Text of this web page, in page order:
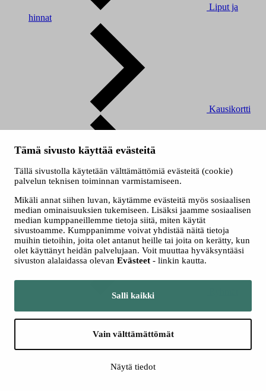
Tämä sivusto käyttää evästeitä
Tällä sivustolla käytetään välttämättömiä evästeitä (cookie)
palvelun teknisen toiminnan varmistamiseen.
Mikäli annat siihen luvan, käytämme evästeitä myös sosiaalisen
median ominaisuuksien tukemiseen. Lisäksi jaamme sosiaalisen
median kumppaneillemme tietoja siitä, miten käytät
sivustoamme. Kumppanimme voivat yhdistää näitä tietoja
muihin tietoihin, joita olet antanut heille tai joita on kerätty, kun
olet käyttänyt heidän palvelujaan. Voit muuttaa hyväksyntääsi
sivuston alalaidassa olevan Evästeet - linkin kautta.
Salli kaikki
Vain välttämättömät
Näytä tiedot
Liput ja
hinnat
Kausikortti
Myyntipaikat
Seuraa meitä somessa